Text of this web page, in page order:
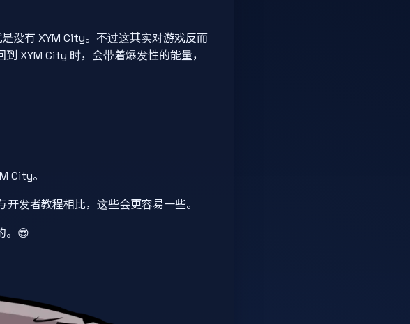
没有 XYM City。不过这其实对游戏反而
XYM City 时，会带着爆发性的能量，
City。
发者教程相比，这些会更容易一些。
。😎